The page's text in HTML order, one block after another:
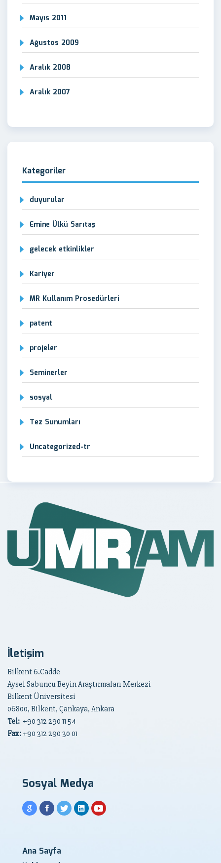
Mayıs 2011
Ağustos 2009
Aralık 2008
Aralık 2007
Kategoriler
duyurular
Emine Ülkü Sarıtaş
gelecek etkinlikler
Kariyer
MR Kullanım Prosedürleri
patent
projeler
Seminerler
sosyal
Tez Sunumları
Uncategorized-tr
İletişim
Bilkent 6.Cadde
Aysel Sabuncu Beyin Araştırmaları Merkezi
Bilkent Üniversitesi
06800, Bilkent, Çankaya, Ankara
Tel: +90 312 290 11 54
Fax: +90 312 290 30 01
Sosyal Medya
Ana Sayfa